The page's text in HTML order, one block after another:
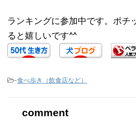
ランキングに参加中です。ポチ
ると嬉しいです^^
-食べ歩き（飲食店など）
comment